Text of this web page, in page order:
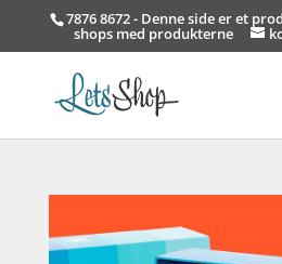
7876 8672 - Denne side er et
shops med produkterne